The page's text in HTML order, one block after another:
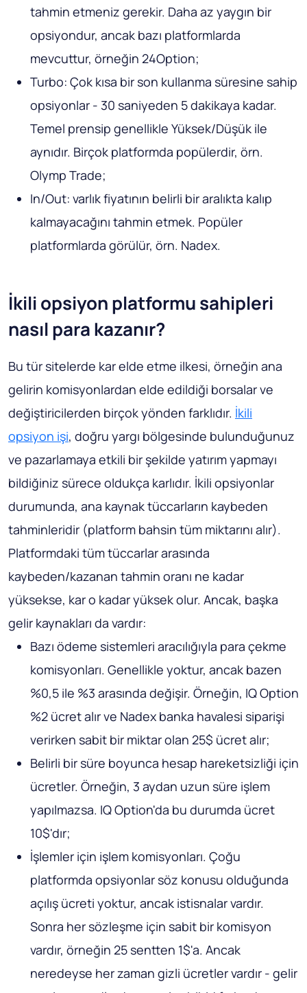
tahmin etmeniz gerekir. Daha az yaygın bir
opsiyondur, ancak bazı platformlarda
mevcuttur, örneğin 24Option;
Turbo: Çok kısa bir son kullanma süresine sahip
opsiyonlar - 30 saniyeden 5 dakikaya kadar.
Temel prensip genellikle Yüksek/Düşük ile
aynıdır. Birçok platformda popülerdir, örn.
Olymp Trade;
In/Out: varlık fiyatının belirli bir aralıkta kalıp
kalmayacağını tahmin etmek. Popüler
platformlarda görülür, örn. Nadex.
İkili opsiyon platformu sahipleri
nasıl para kazanır?
Bu tür sitelerde kar elde etme ilkesi, örneğin ana
gelirin komisyonlardan elde edildiği borsalar ve
değiştiricilerden birçok yönden farklıdır. İkili
opsiyon işi, doğru yargı bölgesinde bulunduğunuz
ve pazarlamaya etkili bir şekilde yatırım yapmayı
bildiğiniz sürece oldukça karlıdır. İkili opsiyonlar
durumunda, ana kaynak tüccarların kaybeden
tahminleridir (platform bahsin tüm miktarını alır).
Platformdaki tüm tüccarlar arasında
kaybeden/kazanan tahmin oranı ne kadar
yüksekse, kar o kadar yüksek olur. Ancak, başka
gelir kaynakları da vardır:
Bazı ödeme sistemleri aracılığıyla para çekme
komisyonları. Genellikle yoktur, ancak bazen
%0,5 ile %3 arasında değişir. Örneğin, IQ Option
%2 ücret alır ve Nadex banka havalesi siparişi
verirken sabit bir miktar olan 25$ ücret alır;
Belirli bir süre boyunca hesap hareketsizliği için
ücretler. Örneğin, 3 aydan uzun süre işlem
yapılmazsa. IQ Option'da bu durumda ücret
10$'dır;
İşlemler için işlem komisyonları. Çoğu
platformda opsiyonlar söz konusu olduğunda
açılış ücreti yoktur, ancak istisnalar vardır.
Sonra her sözleşme için sabit bir komisyon
vardır, örneğin 25 sentten 1$'a. Ancak
neredeyse her zaman gizli ücretler vardır - gelir